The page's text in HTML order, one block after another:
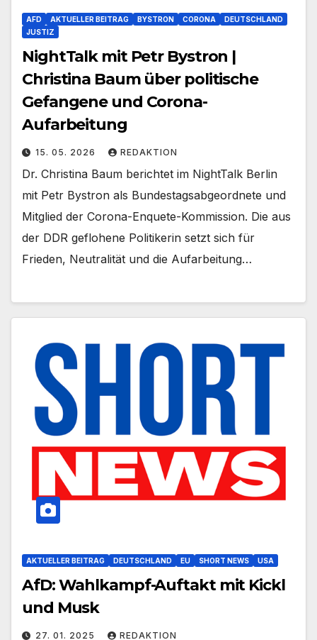
AFD AKTUELLER BEITRAG BYSTRON CORONA
DEUTSCHLAND
JUSTIZ
NightTalk mit Petr Bystron |
Christina Baum über politische
Gefangene und Corona-
Aufarbeitung
15. 05. 2026 REDAKTION
Dr. Christina Baum berichtet im NightTalk Berlin
mit Petr Bystron als Bundestagsabgeordnete und
Mitglied der Corona-Enquete-Kommission. Die aus
der DDR geflohene Politikerin setzt sich für
Frieden, Neutralität und die Aufarbeitung…
AKTUELLER BEITRAG DEUTSCHLAND EU SHORT NEWS USA
AfD: Wahlkampf-Auftakt mit Kickl
und Musk
27. 01. 2025 REDAKTION